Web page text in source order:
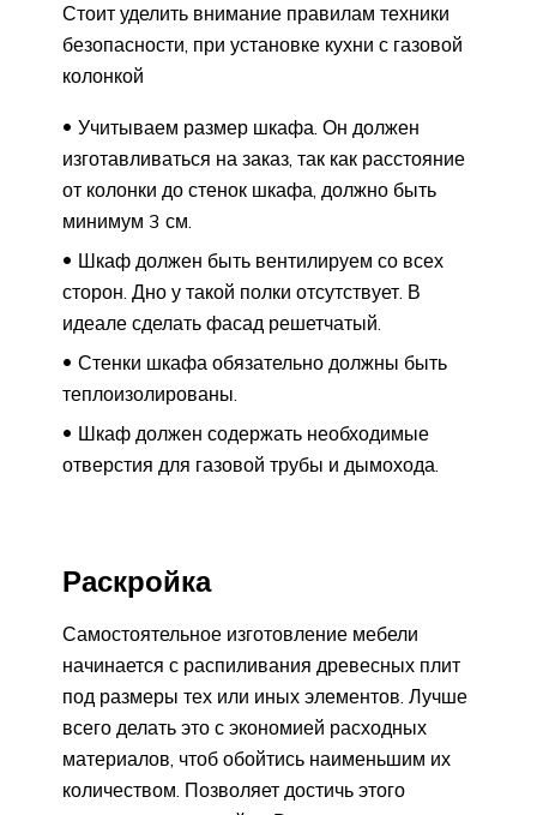
Стоит уделить внимание правилам техники
безопасности, при установке кухни с газовой
колонкой
Учитываем размер шкафа. Он должен
изготавливаться на заказ, так как расстояние
от колонки до стенок шкафа, должно быть
минимум 3 см.
Шкаф должен быть вентилируем со всех
сторон. Дно у такой полки отсутствует. В
идеале сделать фасад решетчатый.
Стенки шкафа обязательно должны быть
теплоизолированы.
Шкаф должен содержать необходимые
отверстия для газовой трубы и дымохода.
Раскройка
Самостоятельное изготовление мебели
начинается с распиливания древесных плит
под размеры тех или иных элементов. Лучше
всего делать это с экономией расходных
материалов, чтоб обойтись наименьшим их
количеством. Позволяет достичь этого